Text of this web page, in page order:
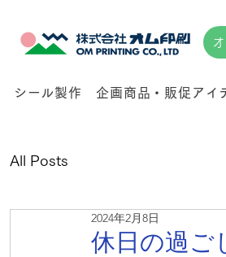
シール製作 企画商品・販促アイ
All Posts
休日の過ご
2024年2月8日